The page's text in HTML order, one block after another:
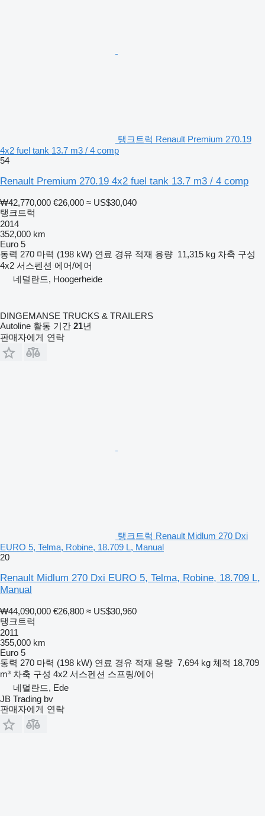
탱크트럭 Renault Premium 270.19
4x2 fuel tank 13.7 m3 / 4 comp
54
Renault Premium 270.19 4x2 fuel tank 13.7 m3 / 4 comp
₩42,770,000 €26,000 ≈ US$30,040
탱크트럭
2014
352,000 km
Euro 5
동력 270 마력 (198 kW) 연료 경유 적재 용량 11,315 kg 차축 구성
4x2 서스펜션 에어/에어
네덜란드, Hoogerheide
DINGEMANSE TRUCKS & TRAILERS
Autoline 활동 기간 21년
판매자에게 연락
탱크트럭 Renault Midlum 270 Dxi
EURO 5, Telma, Robine, 18.709 L, Manual
20
Renault Midlum 270 Dxi EURO 5, Telma, Robine, 18.709 L,
Manual
₩44,090,000 €26,800 ≈ US$30,960
탱크트럭
2011
355,000 km
Euro 5
동력 270 마력 (198 kW) 연료 경유 적재 용량 7,694 kg 체적 18,709
m³ 차축 구성 4x2 서스펜션 스프링/에어
네덜란드, Ede
JB Trading bv
판매자에게 연락